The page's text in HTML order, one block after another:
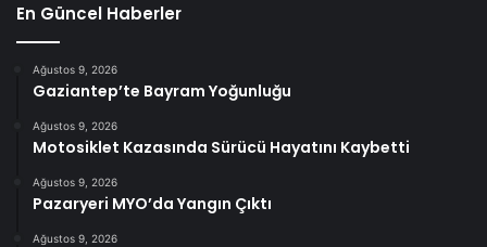
En Güncel Haberler
Ağustos 9, 2026
Gaziantep’te Bayram Yoğunluğu
Ağustos 9, 2026
Motosiklet Kazasında Sürücü Hayatını Kaybetti
Ağustos 9, 2026
Pazaryeri MYO’da Yangın Çıktı
Ağustos 9, 2026